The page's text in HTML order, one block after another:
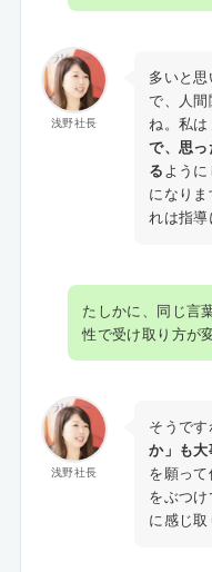
浅野社長
多いと
で、人間
ね。私は
で、思っ
る よう
になり
れは指導
たしかに、同じ言
性で受け取り方が
浅野社長
そうです
か」も大
を願っ
をぶつ
に感じ取